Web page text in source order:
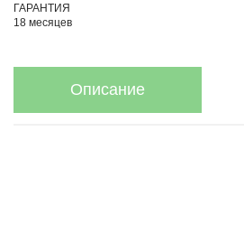
ГАРАНТИЯ
18 месяцев
Описание